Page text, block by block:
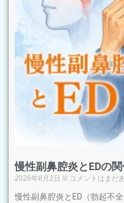
慢性副鼻腔炎とEDの
2026年8月2日 コメントはまだ
慢性副鼻腔炎とED（勃起不